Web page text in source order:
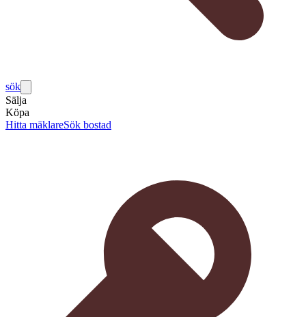
sök
Sälja
Köpa
Hitta mäklareSök bostad